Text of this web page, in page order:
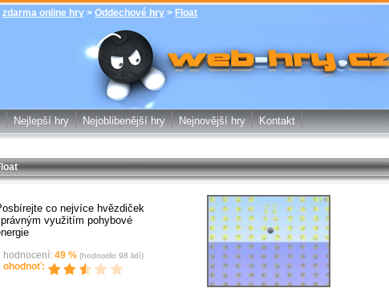
zdarma online hry > Oddechové hry > Float
Float - Oddechové hry - zdarma online
hry web-hry.cz - online hry zdarma
Nejlepší hry Nejoblibenější hry Nejnovější hry Kontakt
co nejvíce hvězdiček
využitím pohybové
hodnocení: 49 % (hodnotilo 98 lidí)
ohodnoť: